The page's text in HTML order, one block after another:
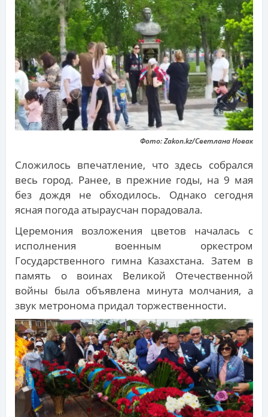
Фото: Zakon.kz/Светлана Новак
Сложилось впечатление, что здесь собрался
весь город. Ранее, в прежние годы, на 9 мая
без дождя не обходилось. Однако сегодня
ясная погода атыраусчан порадовала.
Церемония возложения цветов началась с
исполнения военным оркестром
Государственного гимна Казахстана. Затем в
память о воинах Великой Отечественной
войны была объявлена минута молчания, а
звук метронома придал торжественности.